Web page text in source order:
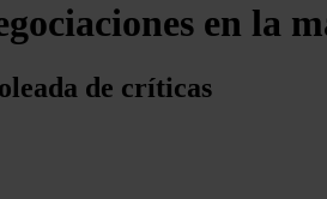
en la
de críticas